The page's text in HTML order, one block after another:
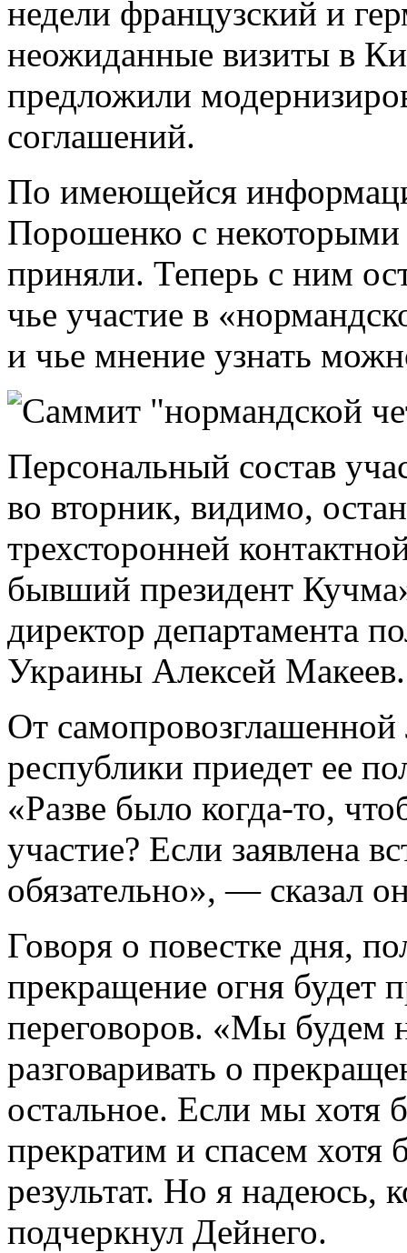
недели французский и
неожиданные визиты в
предложили
соглашений.
По имеющейся
Порошенко с некоторыми
приняли. Теперь с ним
чье участие в
и чье мнение узнать
Персональный состав
во вторник, видимо,
трехсторонней
бывший президент
директор департамента
Украины Алексей Макеев.
От
республики приедет ее
«Разве было когда-то,
участие? Если заявлена
обязательно», — сказал
Говоря о повестке дня,
прекращение огня будет
переговоров. «Мы будем
разговаривать о
остальное. Если мы хотя
прекратим и спасем
результат. Но я
подчеркнул Дейнего.